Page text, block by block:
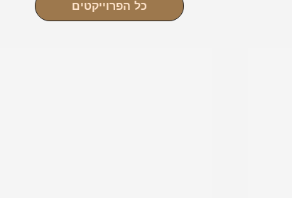
כל הפרוייקטים